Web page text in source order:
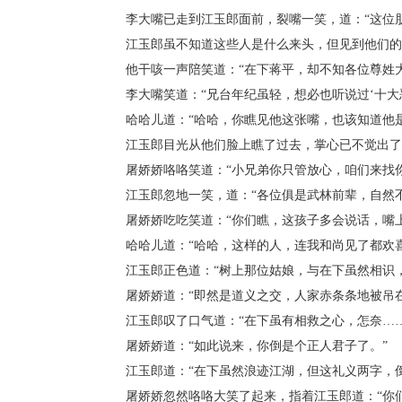
李大嘴已走到江玉郎面前，裂嘴一笑，道：“这位
江玉郎虽不知道这些人是什么来头，但见到他们的
他干咳一声陪笑道：“在下蒋平，却不知各位尊姓
李大嘴笑道：“兄台年纪虽轻，想必也听说过‘十大
哈哈儿道：“哈哈，你瞧见他这张嘴，也该知道他
江玉郎目光从他们脸上瞧了过去，掌心已不觉出
屠娇娇咯咯笑道：“小兄弟你只管放心，咱们来找
江玉郎忽地一笑，道：“各位俱是武林前辈，自然
屠娇娇吃吃笑道：“你们瞧，这孩子多会说话，嘴
哈哈儿道：“哈哈，这样的人，连我和尚见了都欢
江玉郎正色道：“树上那位姑娘，与在下虽然相识
屠娇娇道：“即然是道义之交，人家赤条条地被吊
江玉郎叹了口气道：“在下虽有相救之心，怎奈……
屠娇娇道：“如此说来，你倒是个正人君子了。”
江玉郎道：“在下虽然浪迹江湖，但这礼义两字，
屠娇娇忽然咯咯大笑了起来，指着江玉郎道：“你